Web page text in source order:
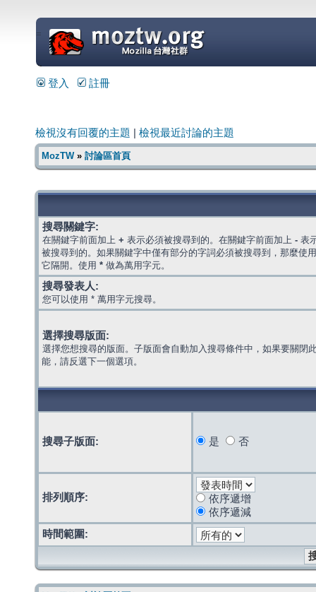
=
登入 註冊
檢視沒有回覆的主題 檢視最近討論的主題
MozTW» 討論區首頁
搜尋關鍵字:
在關鍵字前面加上 + 表示必須被搜尋到的。在關鍵字前面加上 - 表
被搜尋到的。如果關鍵字中僅有部分的字詞必須被搜尋到，那麼使
它隔開。使用 * 做為萬用字元。
搜尋發表人:
您可以使用 * 萬用字元搜尋。
選擇搜尋版面:
選擇您想搜尋的版面。子版面會自動加入搜尋條件中，如果要關閉
能，請反選下一個選項。
搜尋子版面: 是 否
排列順序:
依序遞增
依序遞減
時間範圍: